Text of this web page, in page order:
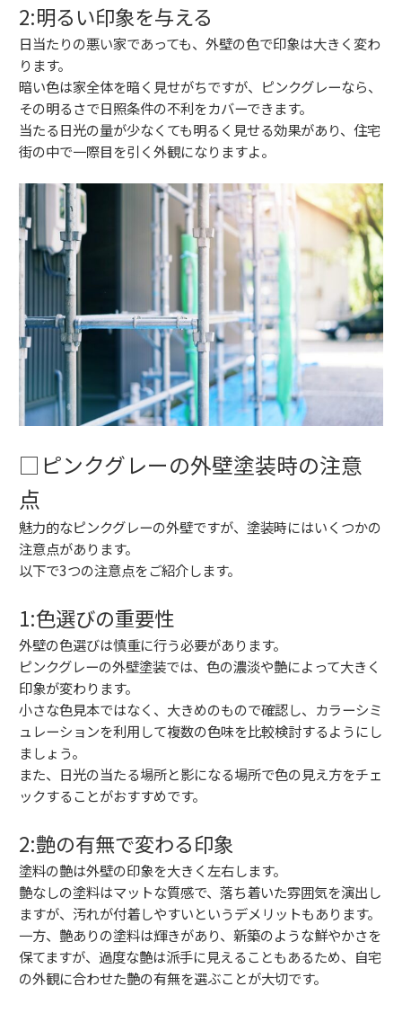
2:明るい印象を与える
日当たりの悪い家であっても、外壁の色で印象は大きく変わ
ります。
暗い色は家全体を暗く見せがちですが、ピンクグレーなら、
その明るさで日照条件の不利をカバーできます。
当たる日光の量が少なくても明るく見せる効果があり、住宅
街の中で一際目を引く外観になりますよ。
□ピンクグレーの外壁塗装時の注意
点
魅力的なピンクグレーの外壁ですが、塗装時にはいくつかの
注意点があります。
以下で3つの注意点をご紹介します。
1:色選びの重要性
外壁の色選びは慎重に行う必要があります。
ピンクグレーの外壁塗装では、色の濃淡や艶によって大きく
印象が変わります。
小さな色見本ではなく、大きめのもので確認し、カラーシミ
ュレーションを利用して複数の色味を比較検討するようにし
ましょう。
また、日光の当たる場所と影になる場所で色の見え方をチェ
ックすることがおすすめです。
2:艶の有無で変わる印象
塗料の艶は外壁の印象を大きく左右します。
艶なしの塗料はマットな質感で、落ち着いた雰囲気を演出し
ますが、汚れが付着しやすいというデメリットもあります。
一方、艶ありの塗料は輝きがあり、新築のような鮮やかさを
保てますが、過度な艶は派手に見えることもあるため、自宅
の外観に合わせた艶の有無を選ぶことが大切です。